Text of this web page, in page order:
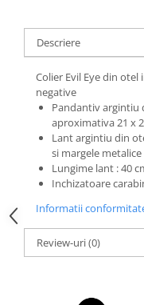
Descriere
Colier Evil Eye din
negative
Pandantiv argintiu
aproximativa 21 x
Lant argintiu din
si margele
Lungime lant : 40
Inchizatoare
Informatii
Review-uri(0)